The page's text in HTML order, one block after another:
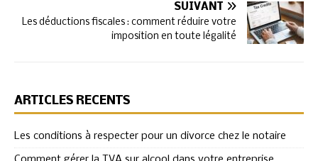
SUIVANT
Les déductions fiscales : comment réduire votre
imposition en toute légalité
ARTICLES RÉCENTS
Les conditions à respecter pour un divorce chez le notaire